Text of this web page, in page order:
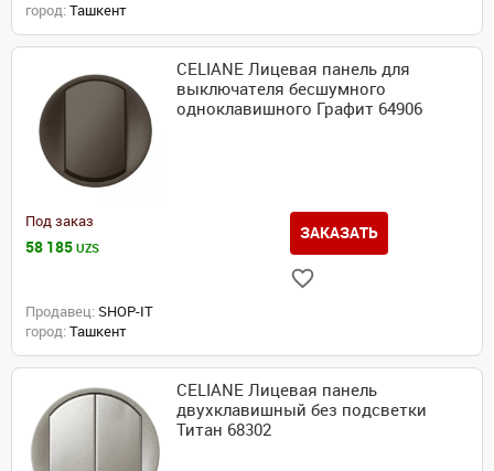
город: Ташкент
CELIANE Лицевая панель для
выключателя бесшумного
одноклавишного Графит 64906
Под заказ
58 185 UZS
ЗАКАЗАТЬ
Продавец: SHOP-IT
город: Ташкент
CELIANE Лицевая панель
двухклавишный без подсветки
Титан 68302